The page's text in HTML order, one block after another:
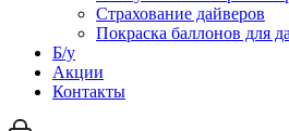
Страхование дайверов
Покраска баллонов для
Б/у
Акции
Контакты